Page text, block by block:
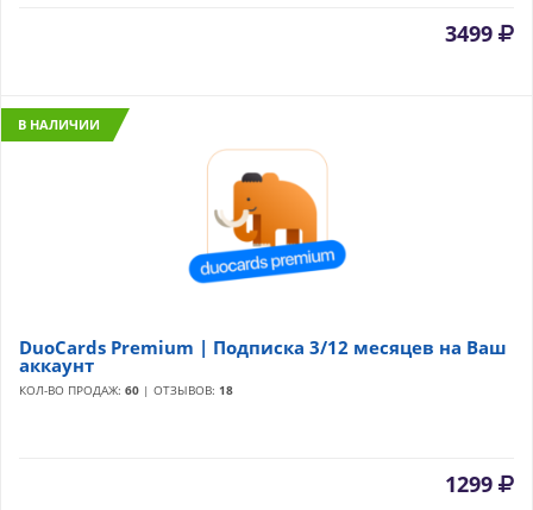
3499
В НАЛИЧИИ
DuoCards Premium | Подписка 3/12 месяцев на Ваш
аккаунт
КОЛ-ВО ПРОДАЖ: 60 | ОТЗЫВОВ: 18
1299